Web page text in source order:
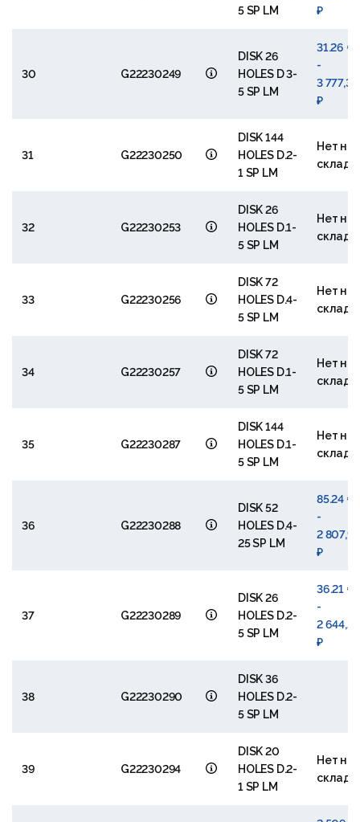
5 SP LM
₽
30 G22230249
DISK 26
HOLES D 3-
5 SP LM
31.26 €
-
3 777,38
₽
31 G22230250
DISK 144
HOLES D.2-
1 SP LM
Нет на
складе
32 G22230253
DISK 26
HOLES D.1-
5 SP LM
Нет на
складе
33 G22230256
DISK 72
HOLES D.4-
5 SP LM
Нет на
складе
34 G22230257
DISK 72
HOLES D.1-
5 SP LM
Нет на
складе
35 G22230287
DISK 144
HOLES D.1-
5 SP LM
Нет на
складе
36 G22230288
DISK 52
HOLES D.4-
25 SP LM
85.24 €
-
2 807,99
₽
37 G22230289
DISK 26
HOLES D.2-
5 SP LM
36.21 €
-
2
₽
38 G22230290
DISK 36
HOLES D.2-
5 SP LM
39 G22230294
DISK 20
HOLES D.2-
1 SP LM
Нет на
складе